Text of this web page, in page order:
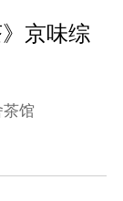
》京味综
馆